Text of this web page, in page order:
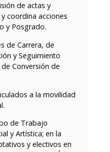
de actas y
coordina acciones
y Posgrado.
de Carrera, de
y Seguimiento
Conversión de
a la movilidad
de Trabajo
y Artística; en la
y electivos en